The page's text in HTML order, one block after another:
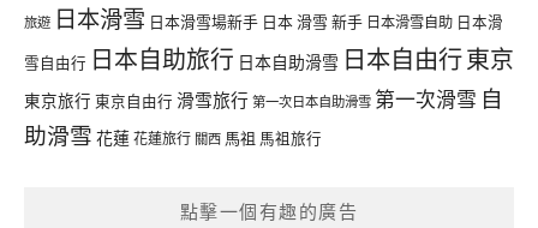
旅遊 日本滑雪 日本滑雪場新手 日本 滑雪 新手 日本滑雪自助 日本滑
雪自由行 日本自助旅行 日本自助滑雪 日本自由行東京
東京旅行 東京自由行 滑雪旅行 第一次日本自助滑雪 第一次滑雪 自
助滑雪 花蓮花蓮旅行 關西 馬祖 馬祖旅行
點擊一個有趣的廣告